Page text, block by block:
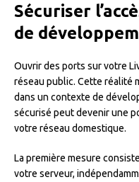
Sécuriser
de
Ouvrir des ports sur votre
réseau public. Cette réalité
dans un contexte de
sécurisé peut devenir une
votre réseau domestique.
La première mesure
votre serveur,